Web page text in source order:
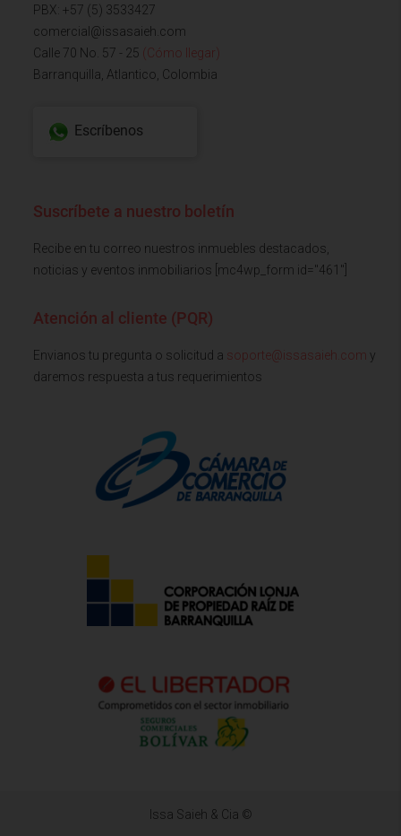
PBX: +57 (5) 3533427
comercial@issasaieh.com
Calle 70 No. 57 - 25 (Cómo llegar)
Barranquilla, Atlantico, Colombia
Escríbenos
Suscríbete a nuestro boletín
Recibe en tu correo nuestros inmuebles destacados,
noticias y eventos inmobiliarios [mc4wp_form id="461"]
Atención al cliente (PQR)
Envianos tu pregunta o solicitud a soporte@issasaieh.com y
daremos respuesta a tus requerimientos
Issa Saieh & Cia ©